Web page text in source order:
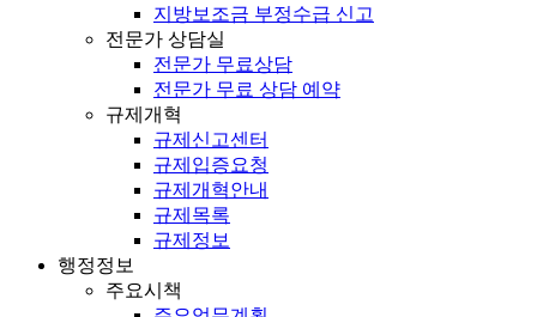
지방보조금 부정수급 신고
전문가 상담실
전문가 무료상담
전문가 무료 상담 예약
규제개혁
규제신고센터
규제입증요청
규제개혁안내
규제목록
규제정보
행정정보
주요시책